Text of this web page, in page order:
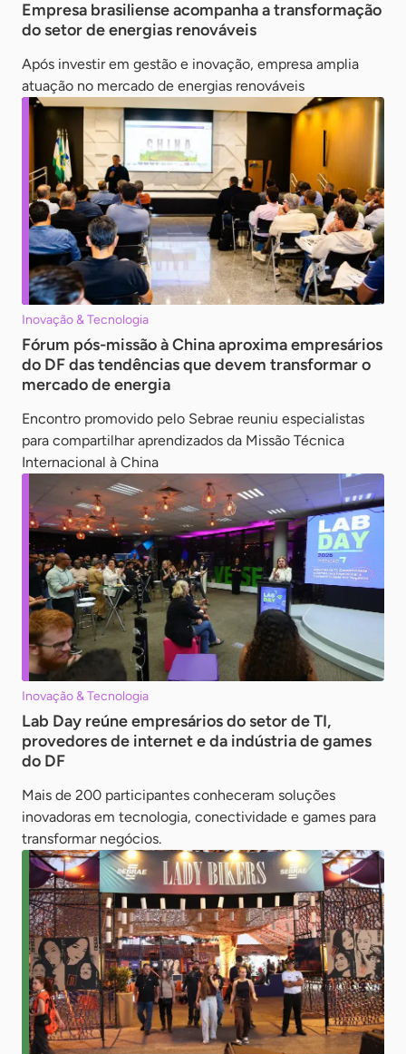
Empresa brasiliense acompanha a transformação
do setor de energias renováveis
Após investir em gestão e inovação, empresa amplia
atuação no mercado de energias renováveis
Inovação & Tecnologia
Fórum pós-missão à China aproxima empresários
do DF das tendências que devem transformar o
mercado de energia
Encontro promovido pelo Sebrae reuniu especialistas
para compartilhar aprendizados da Missão Técnica
Internacional à China
Inovação & Tecnologia
Lab Day reúne empresários do setor de TI,
provedores de internet e da indústria de games
do DF
Mais de 200 participantes conheceram soluções
inovadoras em tecnologia, conectividade e games para
transformar negócios.